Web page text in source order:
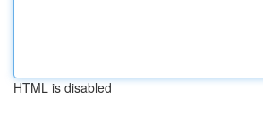
HTML is disabled